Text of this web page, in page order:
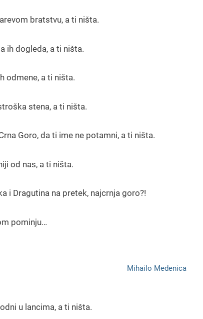
bratstvu, a ti ništa.
ih dogleda, a ti ništa.
odmene, a ti ništa.
stena, a ti ništa.
Goro, da ti ime ne potamni, a ti ništa.
od nas, a ti ništa.
i Dragutina na pretek, najcrnja goro?!
pominju…
Mihailo Medenica
u lancima, a ti ništa.